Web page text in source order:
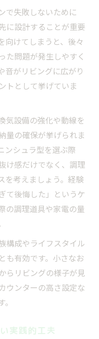
で失敗しないために
に設計することが重要
向けてしまうと、後々
た問題が発生しやすく
音がリビングに広がり
トとして挙げていま
気設備の強化や動線を
量の確保が挙げられま
ンシュラ型を選ぶ際
け感だけでなく、調理
を考えましょう。経験
て後悔した」というケ
の調理道具や家電の量
構成やライフスタイル
も有効です。小さなお
らリビングの様子が見
ウンターの高さ設定な
実践的工夫